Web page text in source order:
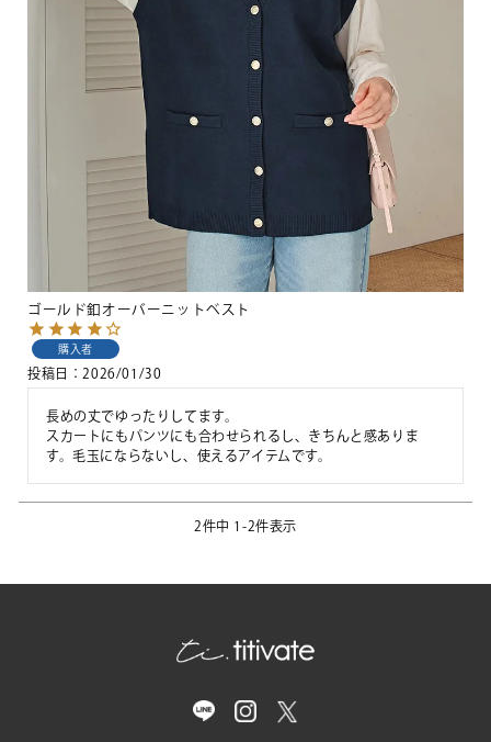
ゴールド釦オーバーニットベスト
購入者
投稿日 2026/01/30
長めの丈でゆったりしてます。
スカートにもパンツにも合わせられるし、きちんと感ありま
す。毛玉にならないし、使えるアイテムです。
2件中 1 -2件表示